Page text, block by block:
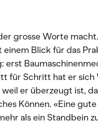
grosse Worte
einem Blick für das
erst
für Schritt hat er sich
er überzeugt ist,
Können. «Eine
als ein Standbein